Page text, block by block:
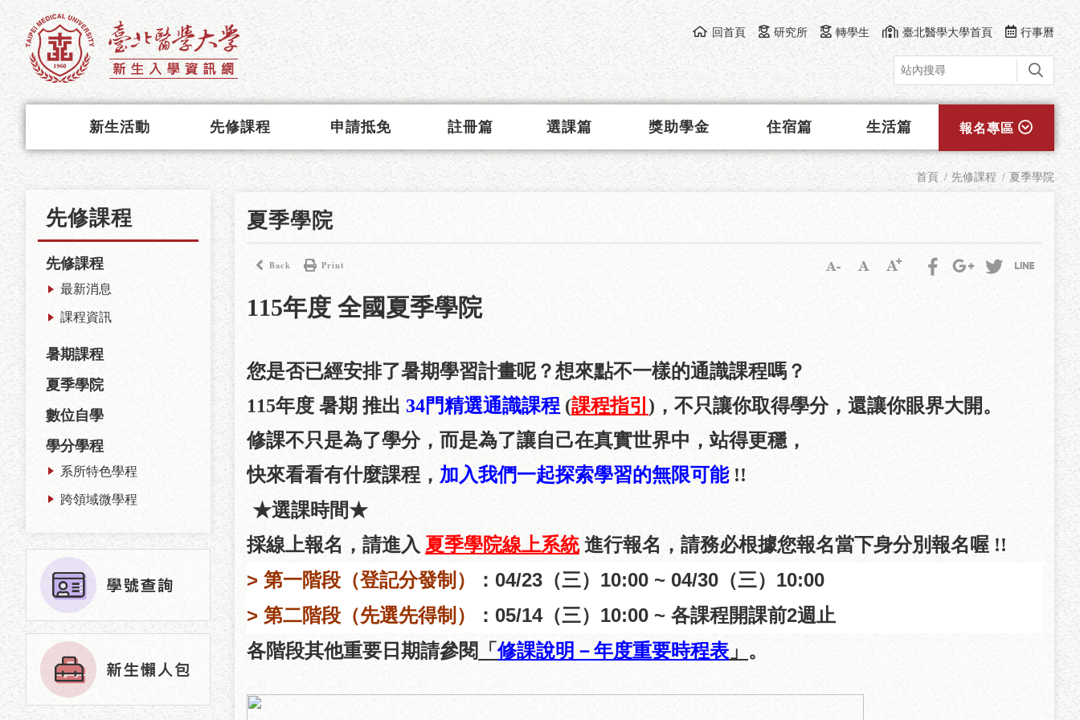
回首頁 研究所 轉學生 臺北醫學大學首頁 行事曆
新生活動 先修課程 申請抵免 註冊篇 選課篇 獎助學金 住宿篇 生活篇 報名專區
先修課程
先修課程
最新消息
課程資訊
暑期課程
夏季學院
數位自學
學分學程
系所特色學程
跨領域微學程
首頁 先修課程 夏季學院
夏季學院
Back Print
115年度 全國夏季學院
您是否已經安排了暑期學習計畫呢？想來點不一樣的通識課程嗎？
115年度 暑期 推出 34門精選通識課程 (課程指引 ) ， 不只讓你取得學分，還讓你眼界大開。
修課不只是為了學分，而是為了讓自己在真實世界中，站得更穩，
快來看看有什麼課程， 加入我們一起探索學習的無限可能!!
★選課時間★
採線上報名，請進入 夏季學院線上系統 進行報名，請務必根據您報名當下身分別報名喔 !!
> 第一階段（登記分發制） ： 04/23 （三） 10:00 ~ 04/30 （三） 10:00
> 第二階段（先選先得制）
： 05/14（三） 10:00 ~ 各課程開課前2週止
各階段其他重要日期請參閱
「修課說明－年度重要時程表 」 。